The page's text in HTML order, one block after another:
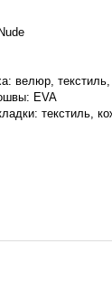
велюр,
EVA
текстиль,